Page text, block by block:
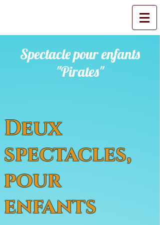
Spectacle pour enfants
"Pirates"
Deux
spectacles,
pour
enfants